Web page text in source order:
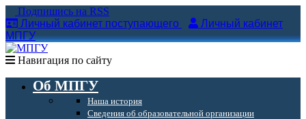
Подпишись на RSS
Личный кабинет поступающего
Личный кабинет
МПГУ
Навигация по сайту
Об МПГУ
Наша история
Сведения об образовательной организации